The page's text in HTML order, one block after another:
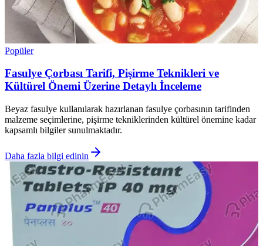
Popüler
Fasulye Çorbası Tarifi, Pişirme Teknikleri ve
Kültürel Önemi Üzerine Detaylı İnceleme
Beyaz fasulye kullanılarak hazırlanan fasulye çorbasının tarifinden
malzeme seçimlerine, pişirme tekniklerinden kültürel önemine kadar
kapsamlı bilgiler sunulmaktadır.
Daha fazla bilgi edinin